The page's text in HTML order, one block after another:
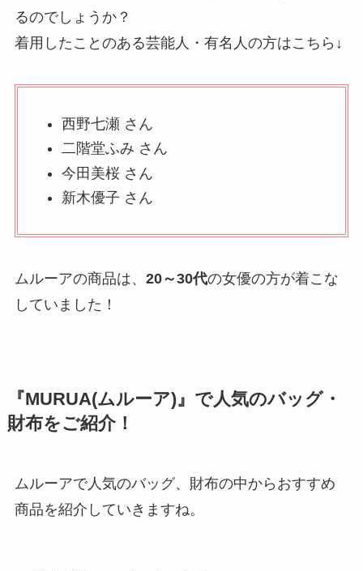
るのでしょうか？
着用したことのある芸能人・有名人の方はこちら↓
西野七瀬 さん
二階堂ふみ さん
今田美桜 さん
新木優子 さん
ムルーアの商品は、 20～30代の女優の方が着こな
していました！
『MURUA(ムルーア)』で人気のバッグ・
財布をご紹介！
ムルーアで人気のバッグ、財布の中からおすすめ
商品を紹介していきますね。